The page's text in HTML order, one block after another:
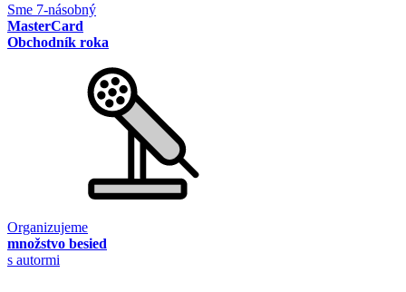
Sme 7-násobný
MasterCard
Obchodník roka
Organizujeme
množstvo besied
s autormi